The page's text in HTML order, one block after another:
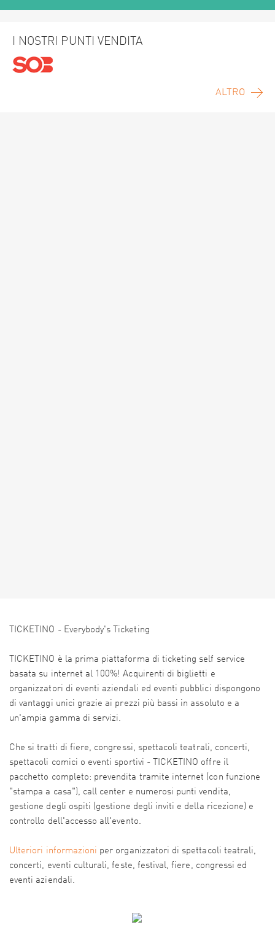
I NOSTRI PUNTI VENDITA
ALTRO
TICKETINO - Everybody's Ticketing
TICKETINO è la prima piattaforma di ticketing self service
basata su internet al 100%! Acquirenti di biglietti e
organizzatori di eventi aziendali ed eventi pubblici dispongono
di vantaggi unici grazie ai prezzi più bassi in assoluto e a
un'ampia gamma di servizi.
Che si tratti di fiere, congressi, spettacoli teatrali, concerti,
spettacoli comici o eventi sportivi - TICKETINO offre il
pacchetto completo: prevendita tramite internet (con funzione
"stampa a casa"), call center e numerosi punti vendita,
gestione degli ospiti (gestione degli inviti e della ricezione) e
controllo dell'accesso all'evento.
Ulteriori informazioni per organizzatori di spettacoli teatrali,
concerti, eventi culturali, feste, festival, fiere, congressi ed
eventi aziendali.